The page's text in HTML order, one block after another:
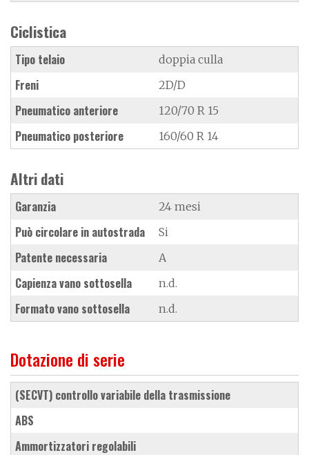
Ciclistica
Tipo telaio doppia culla
Freni 2D/D
Pneumatico anteriore 120/70 R 15
Pneumatico posteriore 160/60 R 14
Altri dati
Garanzia 24 mesi
Può circolare in autostrada Si
Patente necessaria A
Capienza vano sottosella n.d.
Formato vano sottosella n.d.
Dotazione di serie
(SECVT) controllo variabile della trasmissione
ABS
ammortizzatori regolabili